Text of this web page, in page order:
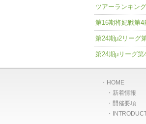
ツアーランキン
第16期将妃戦第4
第24期μ2リーグ
第24期μリーグ第
HOME
新着情報
開催要項